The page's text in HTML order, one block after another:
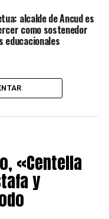
alcalde de Ancud es
como sostenedor
educacionales
«Centella
y